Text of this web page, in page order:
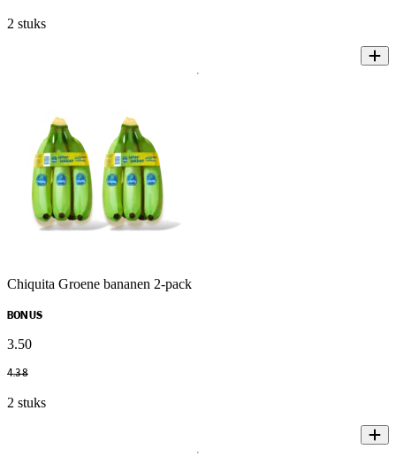
2 stuks
Chiquita Groene bananen 2-pack
BONUS
3.50
4.38
2 stuks